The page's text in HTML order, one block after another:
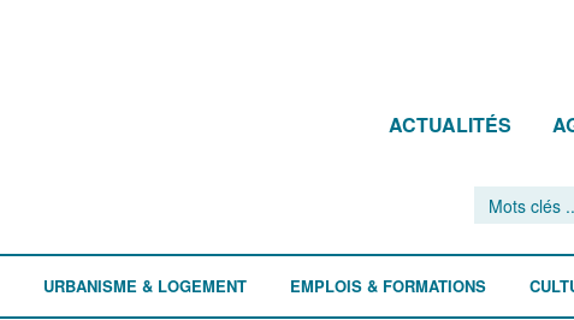
ACTUALITÉS
URBANISME & LOGEMENT EMPLOIS & FORMATIONS